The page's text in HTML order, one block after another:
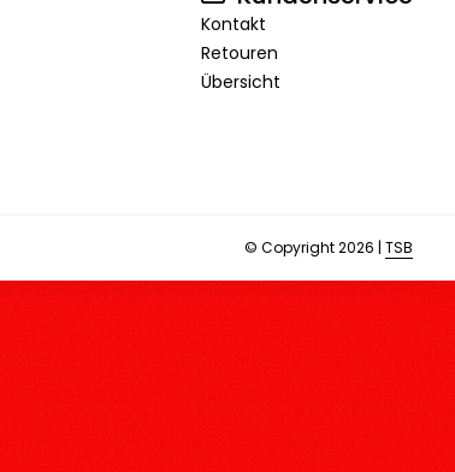
Kontakt
Retouren
Übersicht
© Copyright 2026 | TSB